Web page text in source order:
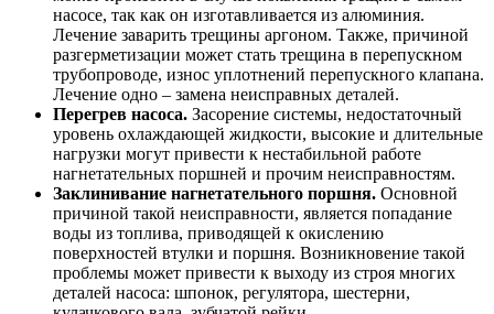
насосе, так как он изготавливается из алюминия.
Лечение заварить трещины аргоном. Также, причиной
разгерметизации может стать трещина в перепускном
трубопроводе, износ уплотнений перепускного клапана.
Лечение одно – замена неисправных деталей.
Перегрев насоса. Засорение системы, недостаточный
уровень охлаждающей жидкости, высокие и длительные
нагрузки могут привести к нестабильной работе
нагнетательных поршней и прочим неисправностям.
Заклинивание нагнетательного поршня. Основной
причиной такой неисправности, является попадание
воды из топлива, приводящей к окислению
поверхностей втулки и поршня. Возникновение такой
проблемы может привести к выходу из строя многих
деталей насоса: шпонок, регулятора, шестерни,